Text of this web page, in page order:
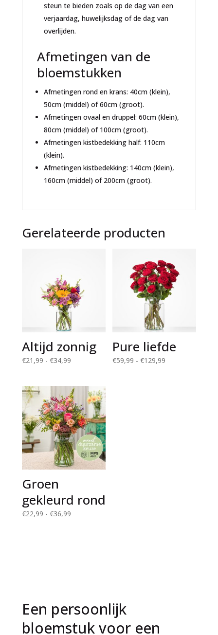
steun te bieden zoals op de dag van een
verjaardag, huwelijksdag of de dag van
overlijden.
Afmetingen van de
bloemstukken
Afmetingen rond en krans: 40cm (klein),
50cm (middel) of 60cm (groot).
Afmetingen ovaal en druppel: 60cm (klein),
80cm (middel) of 100cm (groot).
Afmetingen kistbedekking half: 110cm
(klein).
Afmetingen kistbedekking: 140cm (klein),
160cm (middel) of 200cm (groot).
Gerelateerde producten
Altijd zonnig
€21,99 - €34,99Prijsklasse:
€34,99
Pure liefde
€59,99 - €129,99
Groen
gekleurd rond
€22,99 - €36,99Prijsklasse:
Een persoonlijk
bloemstuk voor een